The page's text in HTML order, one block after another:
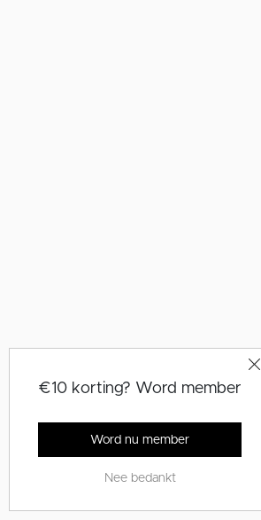
€10 korting? Word member
Word nu member
Nee bedankt